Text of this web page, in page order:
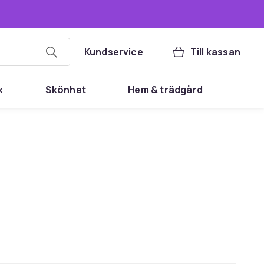
Kundservice Till kassan
Skönhet Hem & trädgård